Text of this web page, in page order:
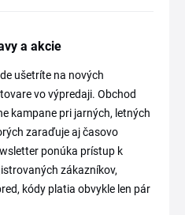
a akcie
ušetríte na nových
vo výpredaji. Obchod
kampane pri jarných, letných
zaraďuje aj časovo
ponúka prístup k
zákazníkov,
kódy platia obvykle len pár